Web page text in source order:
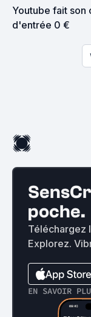
Youtube fait son
d'entrée 0 €
poche.
Téléchargez
Explorez.
EN SAVOIR